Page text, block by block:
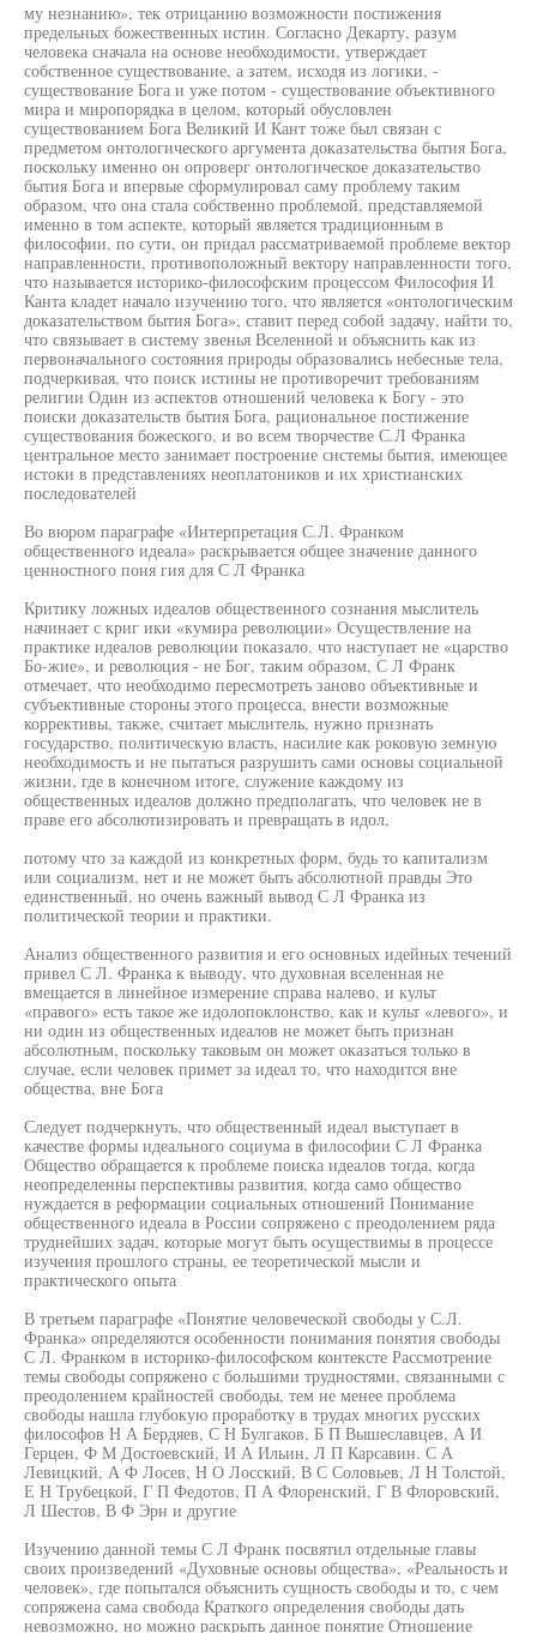
му незнанию», тек отрицанию возможности постижения
предельных божественных истин. Согласно Декарту, разум
человека сначала на основе необходимости, утверждает
собственное существование, а затем, исходя из логики, -
существование Бога и уже потом - существование объективного
мира и миропорядка в целом, который обусловлен
существованием Бога Великий И Кант тоже был связан с
предметом онтологического аргумента доказательства бытия Бога,
поскольку именно он опроверг онтологическое доказательство
бытия Бога и впервые сформулировал саму проблему таким
образом, что она стала собственно проблемой, представляемой
именно в том аспекте, который является традиционным в
философии, по сути, он придал рассматриваемой проблеме вектор
направленности, противоположный вектору направленности того,
что называется историко-философским процессом Философия И
Канта кладет начало изучению того, что является «онтологическим
доказательством бытия Бога», ставит перед собой задачу, найти то,
что связывает в систему звенья Вселенной и объяснить как из
первоначального состояния природы образовались небесные тела,
подчеркивая, что поиск истины не противоречит требованиям
религии Один из аспектов отношений человека к Богу - это
поиски доказательств бытия Бога, рациональное постижение
существования божеского, и во всем творчестве С.Л Франка
центральное место занимает построение системы бытия, имеющее
истоки в представлениях неоплатоников и их христианских
последователей
Во вюром параграфе «Интерпретация С.Л. Франком
общественного идеала» раскрывается общее значение данного
ценностного поня гия для С Л Франка
Критику ложных идеалов общественного сознания мыслитель
начинает с криг ики «кумира революции» Осуществление на
практике идеалов революции показало, что наступает не «царство
Бо-жие», и революция - не Бог, таким образом, С Л Франк
отмечает, что необходимо пересмотреть заново объективные и
субъективные стороны этого процесса, внести возможные
коррективы, также, считает мыслитель, нужно признать
государство, политическую власть, насилие как роковую земную
необходимость и не пытаться разрушить сами основы социальной
жизни, где в конечном итоге, служение каждому из
общественных идеалов должно предполагать, что человек не в
праве его абсолютизировать и превращать в идол,
потому что за каждой из конкретных форм, будь то капитализм
или социализм, нет и не может быть абсолютной правды Это
единственный, но очень важный вывод С Л Франка из
политической теории и практики.
Анализ общественного развития и его основных идейных течений
привел С Л. Франка к выводу, что духовная вселенная не
вмещается в линейное измерение справа налево, и культ
«правого» есть такое же идолопоклонство, как и культ «левого», и
ни один из общественных идеалов не может быть признан
абсолютным, поскольку таковым он может оказаться только в
случае, если человек примет за идеал то, что находится вне
общества, вне Бога
Следует подчеркнуть, что общественный идеал выступает в
качестве формы идеального социума в философии С Л Франка
Общество обращается к проблеме поиска идеалов тогда, когда
неопределенны перспективы развития, когда само общество
нуждается в реформации социальных отношений Понимание
общественного идеала в России сопряжено с преодолением ряда
труднейших задач, которые могут быть осуществимы в процессе
изучения прошлого страны, ее теоретической мысли и
практического опыта
В третьем параграфе «Понятие человеческой свободы у С.Л.
Франка» определяются особенности понимания понятия свободы
С Л. Франком в историко-философском контексте Рассмотрение
темы свободы сопряжено с большими трудностями, связанными с
преодолением крайностей свободы, тем не менее проблема
свободы нашла глубокую проработку в трудах многих русских
философов Н А Бердяев, С Н Булгаков, Б П Вышеславцев, А И
Герцен, Ф М Достоевский, И А Ильин, Л П Карсавин. С А
Левицкий, А Ф Лосев, Н О Лосский, В С Соловьев, Л Н Толстой,
Е Н Трубецкой, Г П Федотов, П А Флоренский, Г В Флоровский,
Л Шестов, В Ф Эрн и другие
Изучению данной темы С Л Франк посвятил отдельные главы
своих произведений «Духовные основы общества», «Реальность и
человек», где попытался объяснить сущность свободы и то, с чем
сопряжена сама свобода Краткого определения свободы дать
невозможно, но можно раскрыть данное понятие Отношение